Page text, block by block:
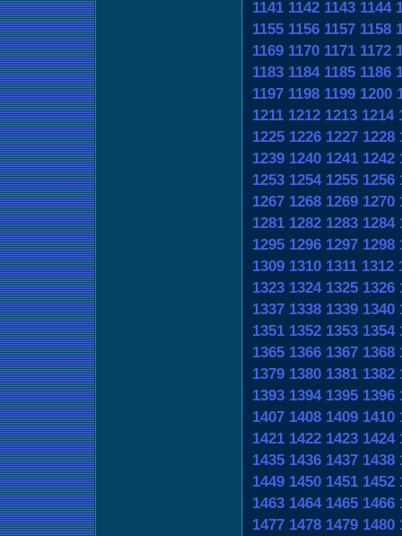
1141 1142 1143 1144
1155 1156 1157 1158
1169 1170 1171 1172
1183 1184 1185 1186
1197 1198 1199 1200
1211 1212 1213 1214
1225 1226 1227 1228
1239 1240 1241 1242
1253 1254 1255 1256
1267 1268 1269 1270
1281 1282 1283 1284
1295 1296 1297 1298
1309 1310 1311 1312
1323 1324 1325 1326
1337 1338 1339 1340
1351 1352 1353 1354
1365 1366 1367 1368
1379 1380 1381 1382
1393 1394 1395 1396
1407 1408 1409 1410
1421 1422 1423 1424
1435 1436 1437 1438
1449 1450 1451 1452
1463 1464 1465 1466
1477 1478 1479 1480